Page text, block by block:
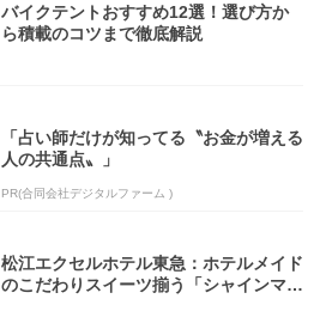
バイクテントおすすめ12選！選び方か
ら積載のコツまで徹底解説
「占い師だけが知ってる〝お金が増える
人の共通点〟」
PR(合同会社デジタルファーム )
松江エクセルホテル東急：ホテルメイド
のこだわりスイーツ揃う「シャインマス